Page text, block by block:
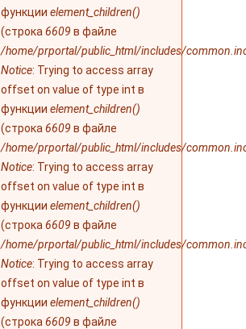
функции element_children()
(строка 6609 в файле
/home/prportal/public_html/includes/
Notice: Trying to access array
offset on value of type int в
функции element_children()
(строка 6609 в файле
/home/prportal/public_html/includes/
Notice: Trying to access array
offset on value of type int в
функции element_children()
(строка 6609 в файле
/home/prportal/public_html/includes/
Notice: Trying to access array
offset on value of type int в
функции element_children()
(строка 6609 в файле